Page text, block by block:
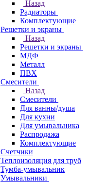
Назад
Радиаторы
Комплектующие
Решетки и экраны
Назад
Решетки и экраны
МДФ
Металл
ПВХ
Смесители
Назад
Смесители
Для ванны/душа
Для кухни
Для умывальника
Распродажа
Комплектующие
Счетчики
Теплоизоляция для труб
Тумба-умывальник
Умывальники